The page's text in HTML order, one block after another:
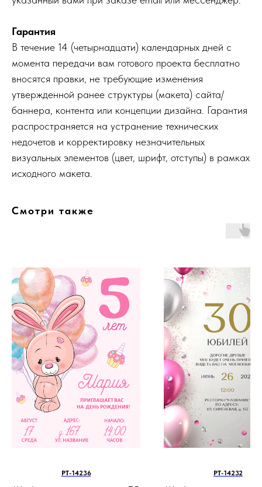
Гарантия
В течение 14 (четырнадцати) календарных дней с
момента передачи вам готового проекта бесплатно
вносятся правки, не требующие изменения
утвержденной ранее структуры (макета) сайта/
баннера, контента или концепции дизайна. Гарантия
распространяется на устранение технических
недочетов и корректировку незначительных
визуальных элементов (цвет, шрифт, отступы) в рамках
исходного макета.
Смотри также
PT-14236 PT-14232